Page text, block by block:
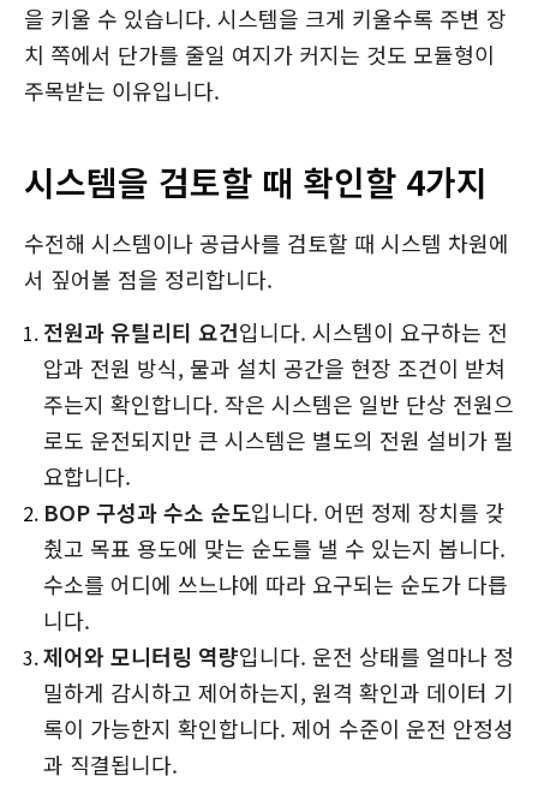
을 키울 수 있습니다. 시스템을 크게 키울수록 주변 장
치 쪽에서 단가를 줄일 여지가 커지는 것도 모듈형이
주목받는 이유입니다.
시스템을 검토할 때 확인할 4가지
수전해 시스템이나 공급사를 검토할 때 시스템 차원에
서 짚어볼 점을 정리합니다.
전원과 유틸리티 요건입니다. 시스템이 요구하는 전
압과 전원 방식, 물과 설치 공간을 현장 조건이 받쳐
주는지 확인합니다. 작은 시스템은 일반 단상 전원으
로도 운전되지만 큰 시스템은 별도의 전원 설비가 필
요합니다.
BOP 구성과 수소 순도입니다. 어떤 정제 장치를 갖
췄고 목표 용도에 맞는 순도를 낼 수 있는지 봅니다.
수소를 어디에 쓰느냐에 따라 요구되는 순도가 다릅
니다.
제어와 모니터링 역량입니다. 운전 상태를 얼마나 정
밀하게 감시하고 제어하는지, 원격 확인과 데이터 기
록이 가능한지 확인합니다. 제어 수준이 운전 안정성
과 직결됩니다.